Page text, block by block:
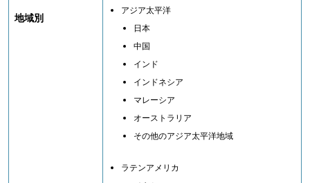
地域別
アジア太平洋
日本
中国
インド
インドネシア
マレーシア
オーストラリア
その他のアジア太平洋地域
ラテンアメリカ